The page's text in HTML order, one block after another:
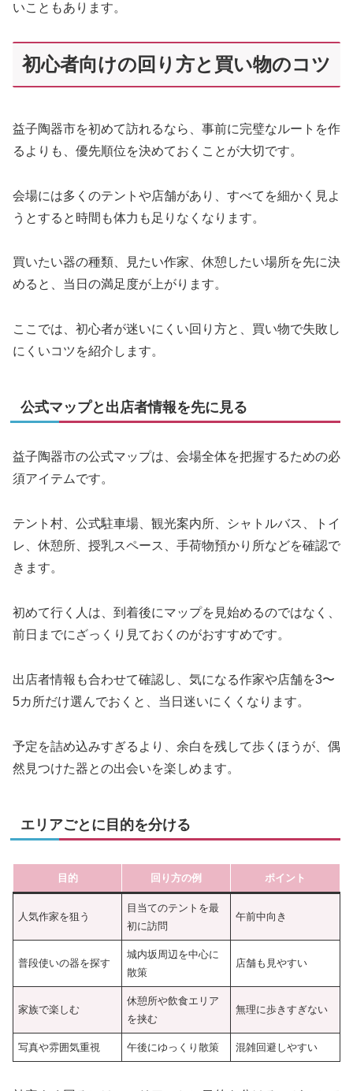
いこともあります。
初心者向けの回り方と買い物のコツ
益子陶器市を初めて訪れるなら、事前に完璧なルートを作
るよりも、優先順位を決めておくことが大切です。
会場には多くのテントや店舗があり、すべてを細かく見よ
うとすると時間も体力も足りなくなります。
買いたい器の種類、見たい作家、休憩したい場所を先に決
めると、当日の満足度が上がります。
ここでは、初心者が迷いにくい回り方と、買い物で失敗し
にくいコツを紹介します。
公式マップと出店者情報を先に見る
益子陶器市の公式マップは、会場全体を把握するための必
須アイテムです。
テント村、公式駐車場、観光案内所、シャトルバス、トイ
レ、休憩所、授乳スペース、手荷物預かり所などを確認で
きます。
初めて行く人は、到着後にマップを見始めるのではなく、
前日までにざっくり見ておくのがおすすめです。
出店者情報も合わせて確認し、気になる作家や店舗を3〜
5カ所だけ選んでおくと、当日迷いにくくなります。
予定を詰め込みすぎるより、余白を残して歩くほうが、偶
然見つけた器との出会いを楽しめます。
エリアごとに目的を分ける
目的 回り方の例 ポイント
人気作家を狙う
目当てのテントを最
初に訪問
午前中向き
普段使いの器を探す
城内坂周辺を中心に
散策
店舗も見やすい
家族で楽しむ
休憩所や飲食エリア
を挟む
無理に歩きすぎない
写真や雰囲気重視 午後にゆっくり散策 混雑回避しやすい